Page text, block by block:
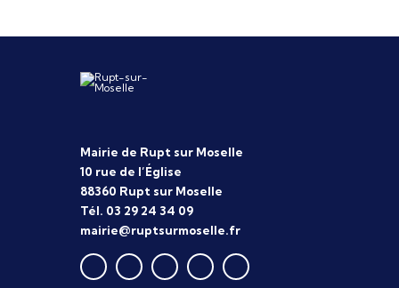
Mairie de Rupt sur Moselle
10 rue de l’Église
88360 Rupt sur Moselle
Tél. 03 29 24 34 09
mairie@ruptsurmoselle.fr